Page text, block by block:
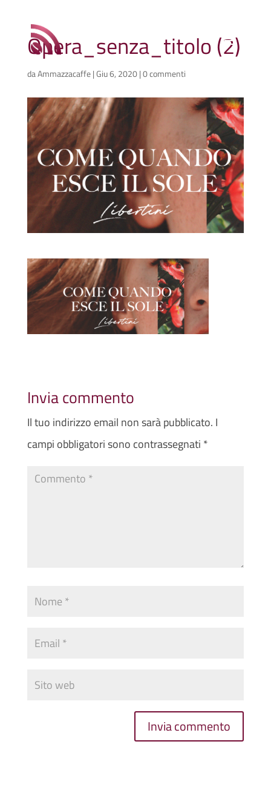
Opera_senza_titolo (2)
daAmmazzacaffe|Giu 6, 2020|0 commenti
Invia commento
Il tuo indirizzo email non sarà pubblicato. I
campi obbligatori sono contrassegnati *